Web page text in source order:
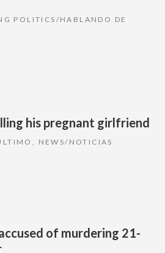
POLITICS/HABLANDO DE
his pregnant girlfriend
NEWS/NOTICIAS
of murdering 21-